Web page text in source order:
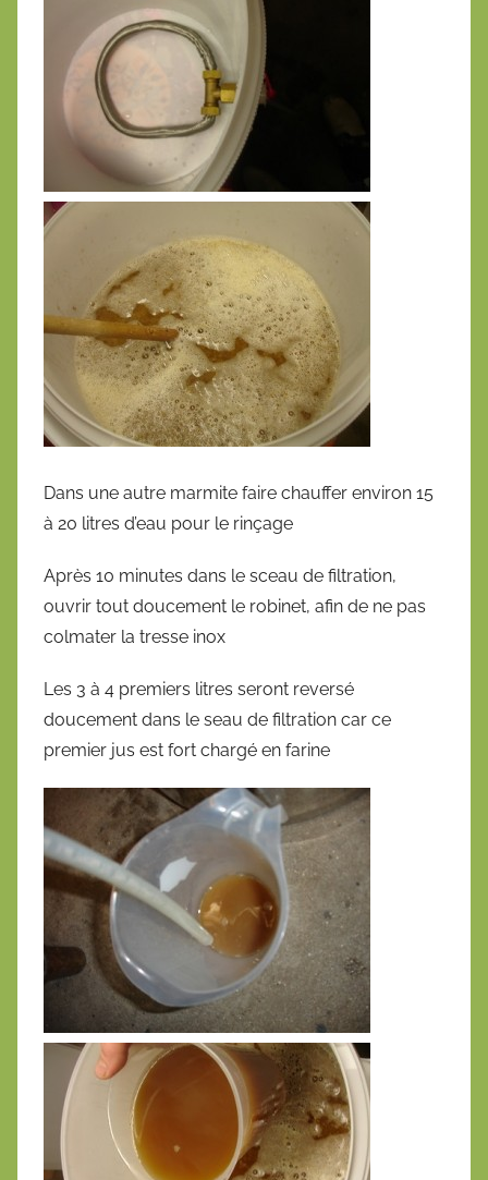
Dans une autre marmite faire chauffer environ 15
à 20 litres d’eau pour le rinçage
Après 10 minutes dans le sceau de filtration,
ouvrir tout doucement le robinet, afin de ne pas
colmater la tresse inox
Les 3 à 4 premiers litres seront reversé
doucement dans le seau de filtration car ce
premier jus est fort chargé en farine